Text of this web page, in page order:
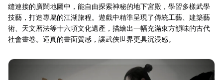
縫連接的廣闊地圖中，能自由探索神秘的地下宮殿，學習多樣武學
技藝，打造專屬的江湖旅程。遊戲中精準呈現了傳統工藝、建築藝
術、天文曆法等十六項文化遺產，描繪出一幅充滿東方韻味的古代
社會畫卷。逼真的畫面質感，讓武俠世界更具沉浸感。